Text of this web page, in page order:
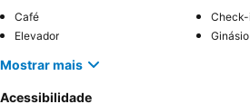
Café
Elevador
Ginásio
Mostrar mais
Acessibilidade